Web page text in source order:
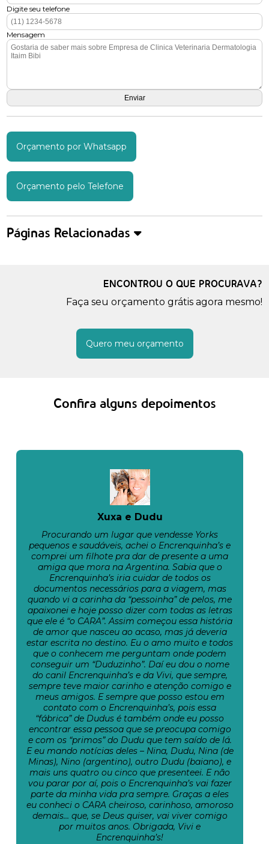
Digite seu telefone
Mensagem
Orçamento por Whatsapp
Orçamento pelo Telefone
Páginas Relacionadas
ENCONTROU O QUE PROCURAVA?
Faça seu orçamento grátis agora mesmo!
Quero meu orçamento
Confira alguns depoimentos
Xuxa e Dudu
Procurando um lugar que vendesse Yorks
pequenos e saudáveis, achei o Encrenquinha’s e
comprei um filhote pra dar de presente a uma
amiga que mora na Argentina. Sabia que o
Encrenquinha’s iria cuidar de todos os
documentos necessários para a viagem, mas
quando vi a carinha da “pessoinha” de pelos, me
apaixonei e hoje posso dizer com todas as letras
que ele é “o CARA”. Assim começou essa história
de amor que nasceu ao acaso, mas já deveria
estar escrita no destino. Eu o amo muito e todos
que o conhecem me perguntam onde podem
conseguir um “Duduzinho”. Daí eu dou o nome
do canil Encrenquinha’s e da Vivi, que sempre,
sempre teve maior carinho e atenção comigo e
meus amigos. E sempre que posso estou em
contato com o Encrenquinha’s, pois essa
“fábrica” de Dudus é também onde eu posso
encontrar essa pessoa que se preocupa comigo
e com os “primos” do Dudu que tem saído de lá.
E eu mando notícias deles – Nina, Dudu, Nina (de
Minas), Nino (argentino), outro Dudu (baiano), e
mais uns quatro ou cinco que presenteei. E não
vou parar por aí, pois o Encrenquinha’s vai fazer
parte da minha vida pra sempre. Graças a eles
eu conheci o CARA cheiroso, carinhoso, amoroso
demais… que, se Deus quiser, vai viver comigo
por muitos anos. Obrigada, Vivi e
Encrenquinha’s!